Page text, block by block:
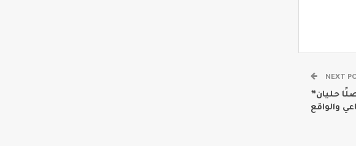
NEXT
حليان”
والواقع